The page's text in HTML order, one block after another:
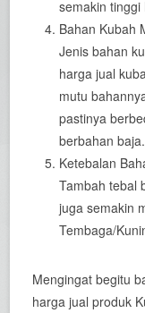
semakin tinggi
Bahan Kubah
Jenis bahan
harga jual
mutu
pastinya
berbahan baja.
Ketebalan
Tambah tebal
juga semakin
Tembaga/
Mengingat begitu
harga jual produk